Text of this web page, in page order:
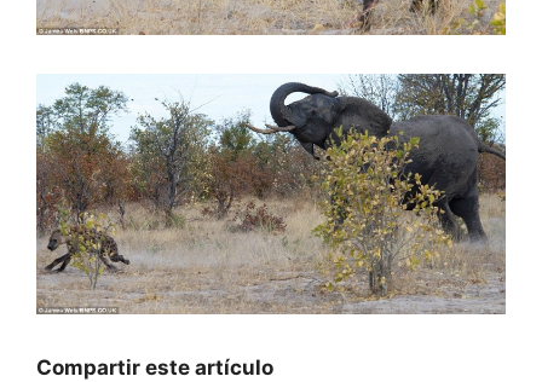
Compartir este artículo